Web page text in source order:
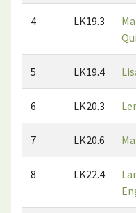
4 LK19.3
5 LK19.4
6 LK20.3
7 LK20.6
8 LK22.4